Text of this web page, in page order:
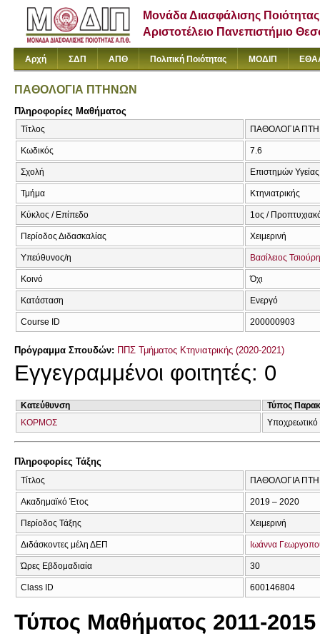
Μονάδα Διασφάλισης Ποιότητας
Αριστοτέλειο Πανεπιστήμιο
Αρχή ΣΔΠ ΑΠΘ Πολιτική Ποιότητας ΜΟΔΙΠ
ΠΑΘΟΛΟΓΙΑ ΠΤΗΝΩΝ
Πληροφορίες Μαθήματος
Τίτλος ΠΑΘΟΛΟΓΙΑ
Κωδικός 7.6
Σχολή Επιστημών Υγείας
Τμήμα Κτηνιατρικής
Κύκλος / Επίπεδο 1ος /
Περίοδος Διδασκαλίας Χειμερινή
Υπεύθυνος/η Βασίλειος
Κοινό Όχι
Κατάσταση Ενεργό
Course ID 200000903
Πρόγραμμα Σπουδών: ΠΠΣ Τμήματος Κτηνιατρικής (2020-2021)
Εγγεγραμμένοι φοιτητές: 0
Κατεύθυνση
Τύπος
ΚΟΡΜΟΣ
Υποχρεωτικό
Πληροφορίες Τάξης
Τίτλος ΠΑΘΟΛΟΓΙΑ
Ακαδημαϊκό Έτος 2019 – 2020
Περίοδος Τάξης Χειμερινή
Διδάσκοντες μέλη ΔΕΠ Ιωάννα
Ώρες Εβδομαδιαία 30
Class ID 600146804
Τύπος Μαθήματος 2011-2015